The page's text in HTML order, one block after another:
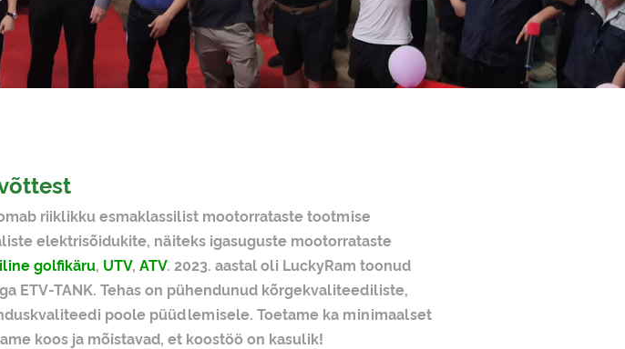
riiklikku esmaklassilist mootorrataste tootmise
elektrisõidukite, näiteks igasuguste mootorrataste
golfikäru, UTV, ATV. 2023. aastal oli LuckyRam toonud
ETV-TANK. Tehas on pühendunud kõrgekvaliteediliste,
poole püüdlemisele. Toetame ka minimaalset
koos ja mõistavad, et koostöö on kasulik!